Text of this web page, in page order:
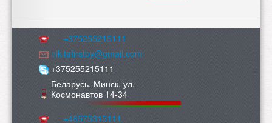
+375255215111
nikitafirstby@gmail.com
+375255215111
Беларусь, Минск, ул.
Космонавтов 14-34
+48575315111